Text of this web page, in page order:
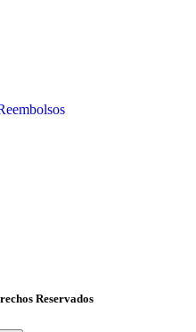
Reservados